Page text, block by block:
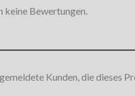
keine Bewertungen.
Kunden, die dieses